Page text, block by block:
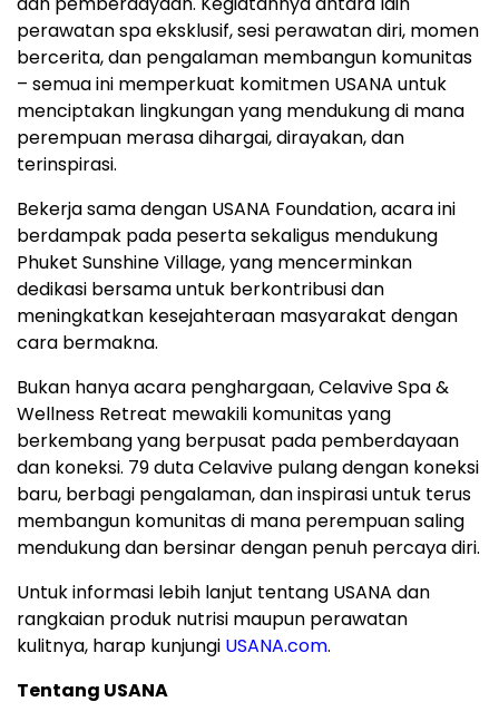
perawatan spa eksklusif, sesi perawatan diri, momen
bercerita, dan pengalaman membangun komunitas
– semua ini memperkuat komitmen USANA untuk
menciptakan lingkungan yang mendukung di mana
perempuan merasa dihargai, dirayakan, dan
terinspirasi.
Bekerja sama dengan USANA Foundation, acara ini
berdampak pada peserta sekaligus mendukung
Phuket Sunshine Village, yang mencerminkan
dedikasi bersama untuk berkontribusi dan
meningkatkan kesejahteraan masyarakat dengan
cara bermakna.
Bukan hanya acara penghargaan, Celavive Spa &
Wellness Retreat mewakili komunitas yang
berkembang yang berpusat pada pemberdayaan
dan koneksi. 79 duta Celavive pulang dengan koneksi
baru, berbagi pengalaman, dan inspirasi untuk terus
membangun komunitas di mana perempuan saling
mendukung dan bersinar dengan penuh percaya diri.
Untuk informasi lebih lanjut tentang USANA dan
rangkaian produk nutrisi maupun perawatan
kulitnya, harap kunjungi USANA.com.
Tentang USANA